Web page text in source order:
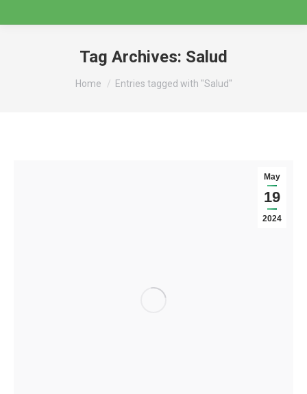
Tag Archives: Salud
You are here:
Home Entries tagged with "Salud"
May
19
2024